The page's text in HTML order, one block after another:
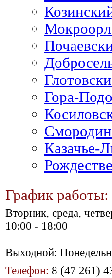
Гора-
Казачье-
График работы:
Вторник, среда,
10:00 - 18:00
Выходной:
Телефон: 8 (47 261)